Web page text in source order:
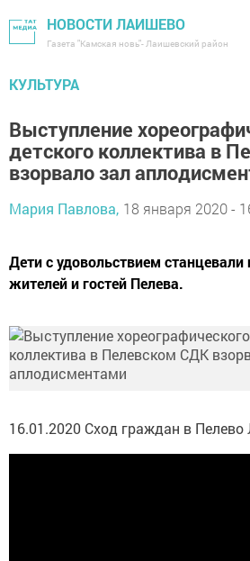
НОВОСТИ ЛАИШЕВО
Газета "Камская новь"- Лаишевский район
КУЛЬТУРА
Выступление
детского коллектива в
взорвало зал
Мария Павлова, 18 января 2020 -
Дети с удовольствием
жителей и гостей Пелева.
16.01.2020 Сход граждан в